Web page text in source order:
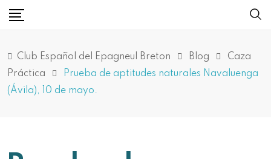
Club Español del Epagneul Breton Blog
Caza
Práctica
Prueba de aptitudes naturales Navaluenga
(Ávila), 10 de mayo.